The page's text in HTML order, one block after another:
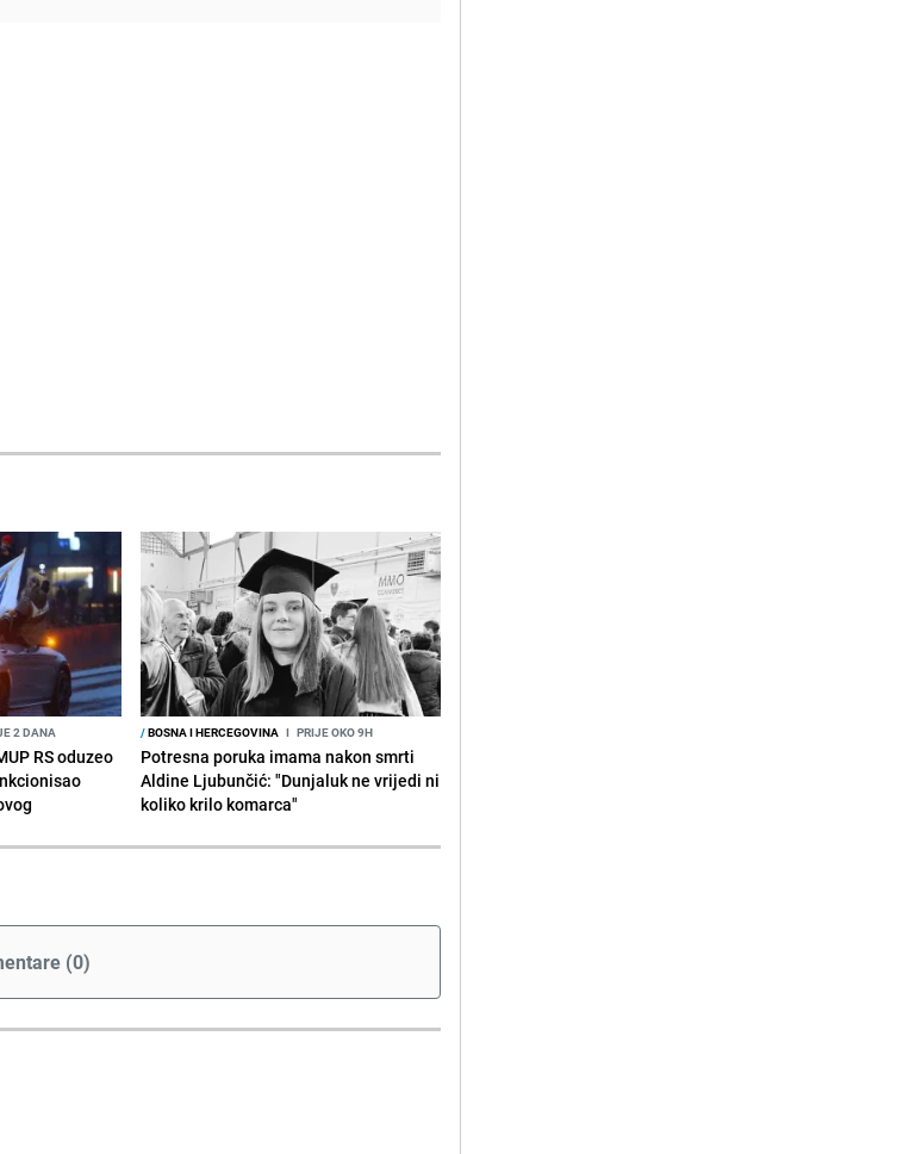
2 DANA
RS oduzeo
/BOSNA I HERCEGOVINA I PRIJE OKO 9H
Potresna poruka imama nakon smrti
Aldine Ljubunčić: "Dunjaluk ne vrijedi ni
koliko krilo komarca"
(0)